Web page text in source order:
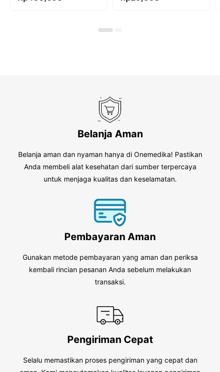
o
o
Belanja Aman
Belanja aman dan nyaman hanya di Onemedika! Pastikan
Anda membeli alat kesehatan dari sumber terpercaya
untuk menjaga kualitas dan keselamatan.
Pembayaran Aman
Gunakan metode pembayaran yang aman dan periksa
kembali rincian pesanan Anda sebelum melakukan
transaksi.
Pengiriman Cepat
Selalu memastikan proses pengiriman yang cepat dan